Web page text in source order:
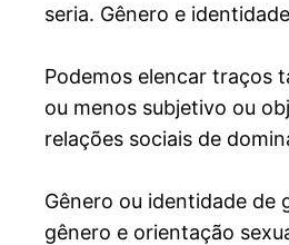
seria. Gênero e
Podemos elencar traços
ou menos subjetivo ou
relações sociais de
Gênero ou identidade de
gênero e orientação